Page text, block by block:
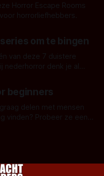
Horror Escape Rooms
horrorliefhebbers.
om te bingen
van deze 7 duistere
Maar Nederlandse horror
Nederlandse tv-
series uit het duistere of horrorgenre. Als
beginners
delen met mensen
vinden? Probeer ze eens